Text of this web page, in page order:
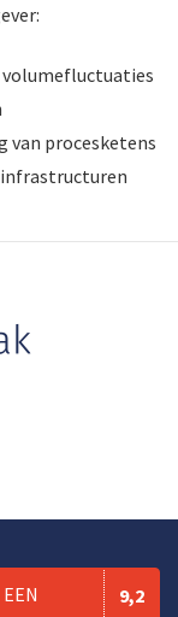
volumefluctuaties
van procesketens
infrastructuren
9,2